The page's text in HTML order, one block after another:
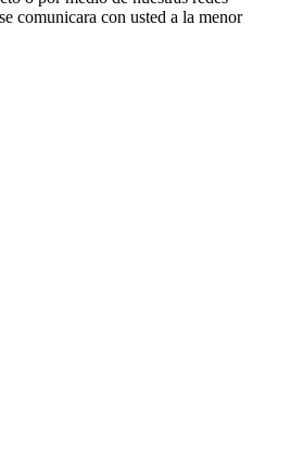
comunicara con usted a la menor